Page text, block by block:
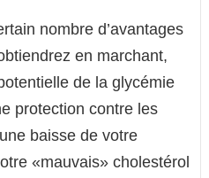
nombre d’avantages
en marchant,
de la glycémie
protection contre les
baisse de votre
«mauvais» cholestérol